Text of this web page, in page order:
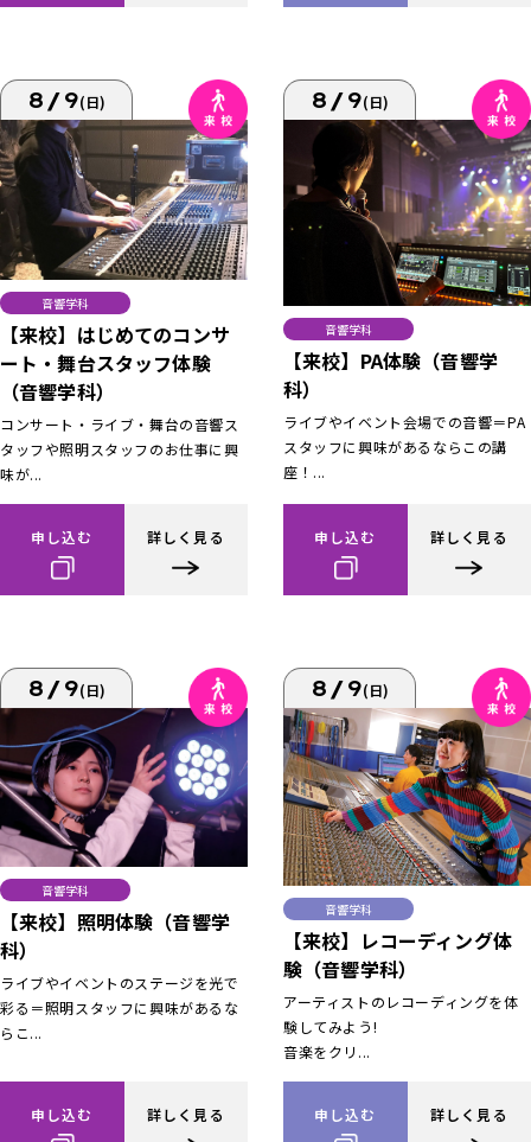
8/9(日)
音響学科
【来校】はじめてのコンサ
ート・舞台スタッフ体験
（音響学科）
コンサート・ライブ・舞台の音響ス
タッフや照明スタッフのお仕事に興
味が...
申し込む 詳しく見る
8/9(日)
音響学科
【来校】PA体験（音響学
科）
ライブやイベント会場での音響＝PA
スタッフに興味があるならこの講
座！...
申し込む 詳しく見る
8/9(日)
音響学科
【来校】照明体験（音響学
科）
ライブやイベントのステージを光で
彩る＝照明スタッフに興味があるな
らこ...
申し込む 詳しく見る
8/9(日)
音響学科
【来校】レコーディング体
験（音響学科）
アーティストのレコーディングを体
験してみよう!
音楽をクリ...
申し込む 詳しく見る